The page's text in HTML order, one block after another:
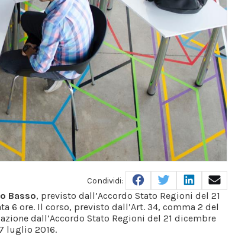
Condividi: Facebook
TwitterLinkedin
Basso, previsto dall’Accordo Stato Regioni del 21
6 ore. Il corso, previsto dall’Art. 34, comma 2 del
dall’Accordo Stato Regioni del 21 dicembre
luglio 2016.